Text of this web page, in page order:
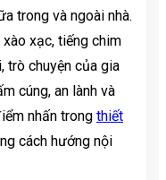
trong và ngoài nhà.
xạc, tiếng chim
trò chuyện của gia
cúng, an lành và
nhấn trong thiết
cách hướng nội